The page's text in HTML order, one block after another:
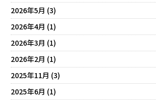
2026年5月 (3)
2026年4月 (1)
2026年3月 (1)
2026年2月 (1)
2025年11月 (3)
2025年6月 (1)